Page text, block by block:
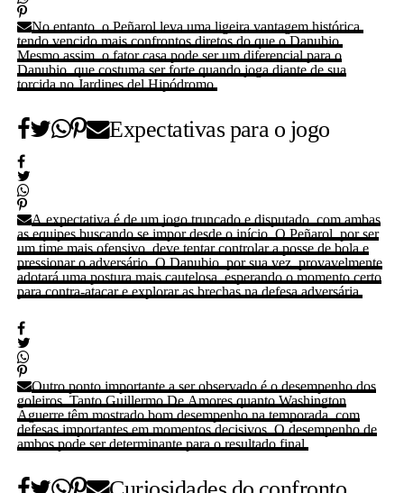
No entanto, o Peñarol leva uma ligeira vantagem histórica,
tendo vencido mais confrontos diretos do que o Danubio.
Mesmo assim, o fator casa pode ser um diferencial para o
Danubio, que costuma ser forte quando joga diante de sua
torcida no Jardines del Hipódromo.
Expectativas para o jogo
A expectativa é de um jogo truncado e disputado, com ambas
as equipes buscando se impor desde o início. O Peñarol, por ser
um time mais ofensivo, deve tentar controlar a posse de bola e
pressionar o adversário. O Danubio, por sua vez, provavelmente
adotará uma postura mais cautelosa, esperando o momento certo
para contra-atacar e explorar as brechas na defesa adversária.
Outro ponto importante a ser observado é o desempenho dos
goleiros. Tanto Guillermo De Amores quanto Washington
Aguerre têm mostrado bom desempenho na temporada, com
defesas importantes em momentos decisivos. O desempenho de
ambos pode ser determinante para o resultado final.